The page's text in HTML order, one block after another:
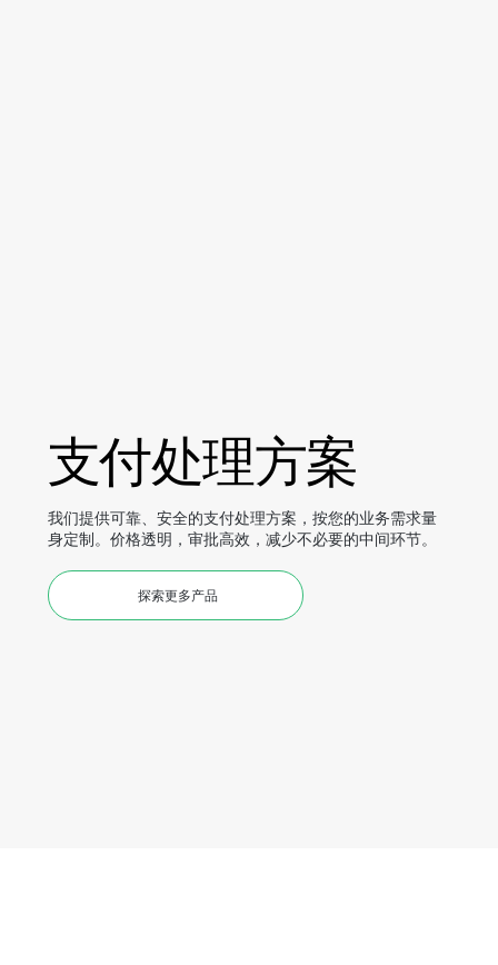
支付处理方案
我们提供可靠、安全的支付处理方案，按您的业务需求量
身定制。价格透明，审批高效，减少不必要的中间环节。
探索更多产品